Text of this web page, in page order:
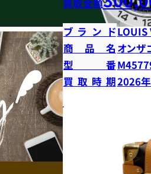
買取金額
ブランドLOUIS
商品名 オンザ
型番
買取時期2026